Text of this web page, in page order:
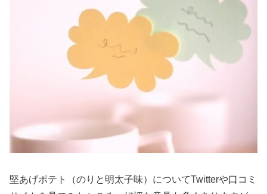
堅あげポテト（のりと明太子味）についてTwitterや口コミ